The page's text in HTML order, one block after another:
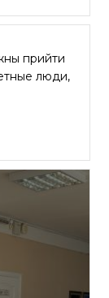
прийти
люди,